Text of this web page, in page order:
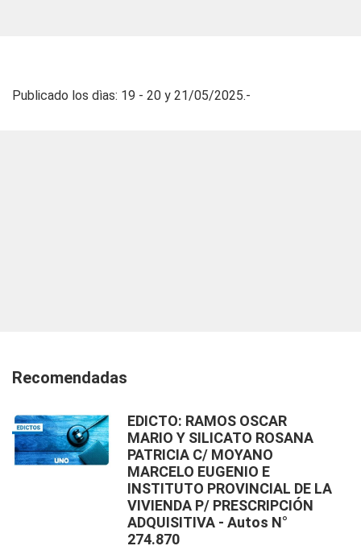
Publicado los dìas: 19 - 20 y 21/05/2025.-
Recomendadas
EDICTO: RAMOS OSCAR
MARIO Y SILICATO ROSANA
PATRICIA C/ MOYANO
MARCELO EUGENIO E
INSTITUTO PROVINCIAL DE LA
VIVIENDA P/ PRESCRIPCIÓN
ADQUISITIVA - Autos N°
274.870